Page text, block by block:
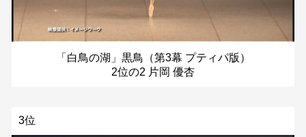
「白鳥の湖」黒鳥（第3幕 プティパ版）
2位の2 片岡 優杏
3位